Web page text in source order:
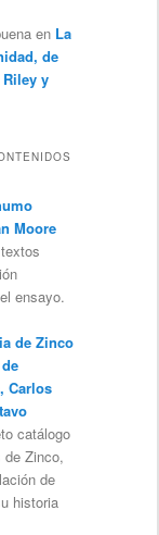
en La
de
y
Moore
ensayo.
de Zinco
Carlos
catálogo
Zinco,
de
historia